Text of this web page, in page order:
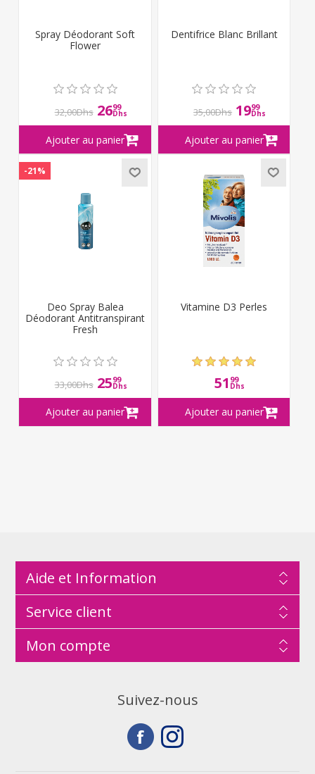
Spray Déodorant Soft
Flower
32,00Dhs 2699
Dhs
Dentifrice Blanc Brillant
35,00Dhs 1999
Dhs
-21%
Deo Spray Balea
Déodorant Antitranspirant
Fresh
33,00Dhs 2599
Dhs
Vitamine D3 Perles
51 99
Dhs
Aide et Information
Service client
Mon compte
Suivez-nous